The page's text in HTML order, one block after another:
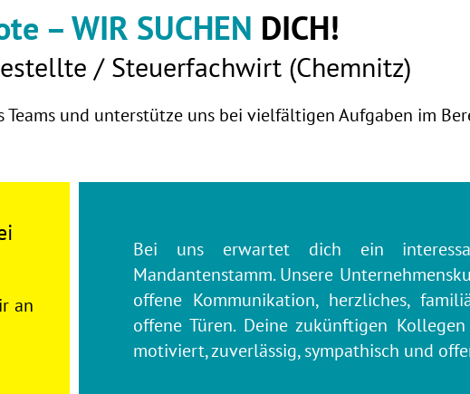
–WIR SUCHEN DICH!
/ Steuerfachwirt (Chemnitz)
Teams und unterstütze uns bei vielfältigen Aufgaben im
an
Bei uns erwartet dich ein
Mandantenstamm. Unsere
offene Kommunikation, herzliches,
offene Türen. Deine zukünftigen
motiviert, zuverlässig, sympathisch und